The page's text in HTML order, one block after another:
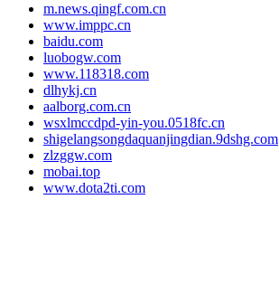
m.news.qingf.com.cn
www.imppc.cn
baidu.com
luobogw.com
www.118318.com
dlhykj.cn
aalborg.com.cn
wsxlmccdpd-yin-you.0518fc.cn
shigelangsongdaquanjingdian.9dshg.com
zlzggw.com
mobai.top
www.dota2ti.com